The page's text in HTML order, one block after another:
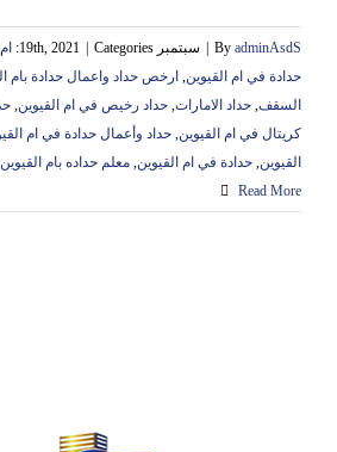
By adminAsdS سبتمبر 19th, 2021 Categories:
حدادة في ام القيوين, ارخص حداد واعمال حدادة بام
السقف, حداد الامارات, حداد رخيص في ام القيوين,
كريتال في ام القيوين, حداد وأعمال حدادة في ام
القيوين, حدادة في ام القيوين, معلم حداده بام القيوين
Read More